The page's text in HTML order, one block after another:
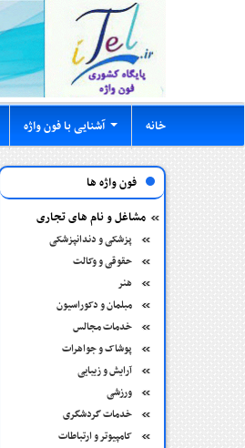
آشنایی با فون واژه خانه
فون واژه ها
مشاغل و نام های تجاری
پزشکی و دندانپزشکی
حقوقی و وکالت
هنر
مبلمان و دکوراسیون
خدمات مجالس
پوشاک و جواهرات
آرایش و زیبایی
ورزشی
خدمات گردشگری
کامپیوتر و ارتباطات